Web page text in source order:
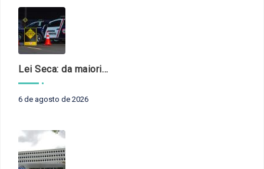
Lei Seca: da maioridade à maturidade
6 de agosto de 2026